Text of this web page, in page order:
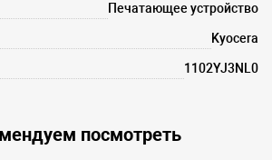
Печатающее устройство
Kyocera
1102YJ3NL0
посмотреть